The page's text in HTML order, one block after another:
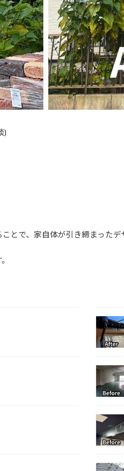
)
とで、家自体が引き締まったデ